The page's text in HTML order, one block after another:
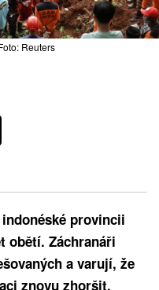
Reuters
provincii
obětí. Záchranáři
a varují, že
znovu zhoršit.